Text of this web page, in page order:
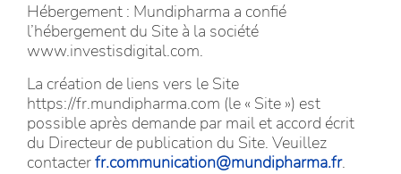
Hébergement : Mundipharma a confié
l’hébergement du Site à la société
www.investisdigital.com.
La création de liens vers le Site
https://fr.mundipharma.com (le « Site ») est
possible après demande par mail et accord écrit
du Directeur de publication du Site. Veuillez
contacterfr.communication@mundipharma.fr.